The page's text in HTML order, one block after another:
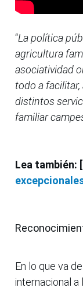
“La política
agricultura
asociatividad
todo a facilitar,
distintos
familiar
Lea también: [
En lo que va
internacional a